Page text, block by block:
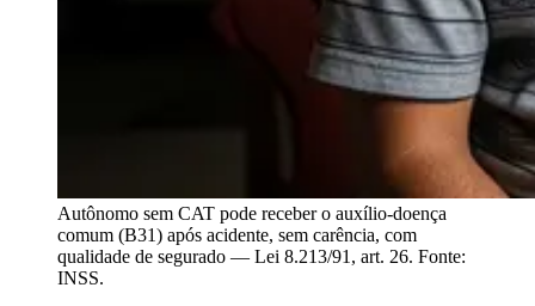
Autônomo sem CAT pode receber o auxílio-doença
comum (B31) após acidente, sem carência, com
qualidade de segurado — Lei 8.213/91, art. 26. Fonte:
INSS.